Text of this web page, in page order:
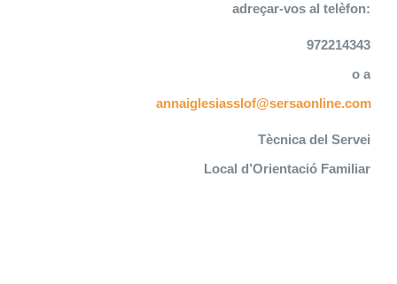
adreçar-vos al telèfon:
972214343
o a
annaiglesiasslof@sersaonline.com
Tècnica del Servei
Local d’Orientació Familiar